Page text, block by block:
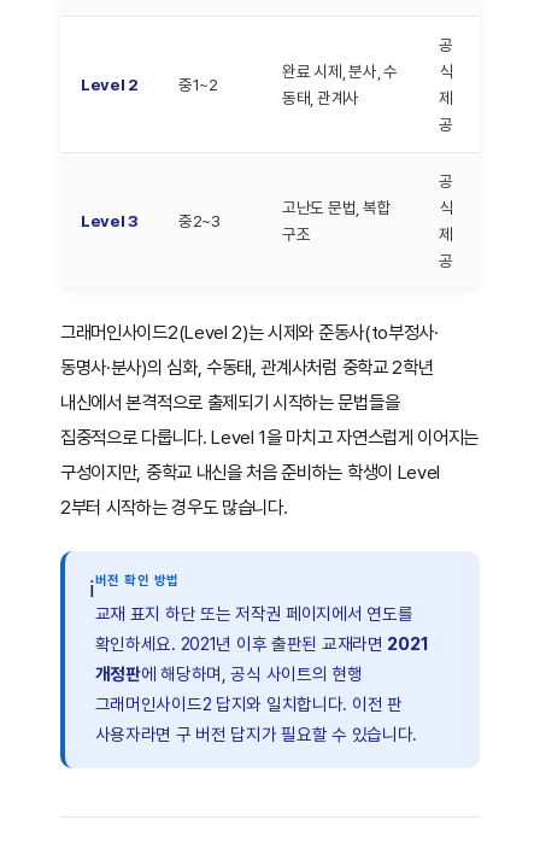
Level 2 중1~2
완료 시제, 분사, 수
동태, 관계사
공
식
제
공
Level 3 중2~3
고난도 문법, 복합
구조
공
식
제
공
그래머인사이드2(Level 2)는 시제와 준동사(to부정사·
동명사·분사)의 심화, 수동태, 관계사처럼 중학교 2학년
내신에서 본격적으로 출제되기 시작하는 문법들을
집중적으로 다룹니다. Level 1을 마치고 자연스럽게 이어지는
구성이지만, 중학교 내신을 처음 준비하는 학생이 Level
2부터 시작하는 경우도 많습니다.
ℹ버전 확인 방법
교재 표지 하단 또는 저작권 페이지에서 연도를
확인하세요. 2021년 이후 출판된 교재라면 2021
개정판에 해당하며, 공식 사이트의 현행
그래머인사이드2 답지와 일치합니다. 이전 판
사용자라면 구 버전 답지가 필요할 수 있습니다.